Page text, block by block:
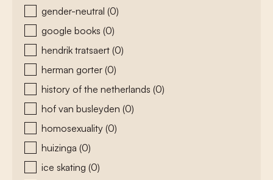
gender-neutral (0)
google books (0)
hendrik tratsaert (0)
herman gorter (0)
history of the netherlands (0)
hof van busleyden (0)
homosexuality (0)
huizinga (0)
ice skating (0)